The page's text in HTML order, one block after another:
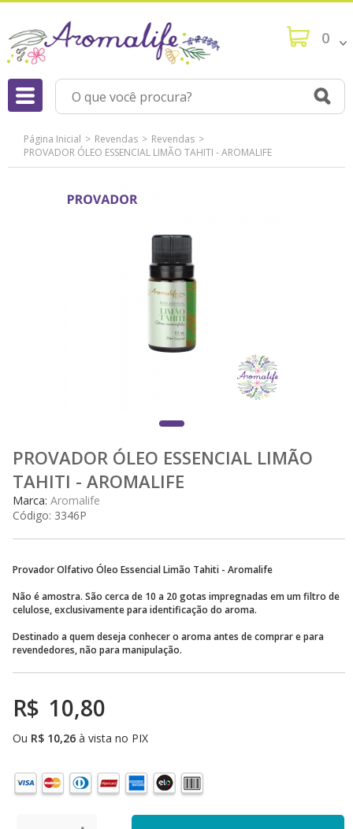
0
Página Inicial Revendas
Revendas
PROVADOR ÓLEO ESSENCIAL LIMÃO TAHITI - AROMALIFE
PROVADOR ÓLEO ESSENCIAL LIMÃO
TAHITI - AROMALIFE
Marca:Aromalife
Código: 3346P
Provador Olfativo Óleo Essencial Limão Tahiti - Aromalife
Não é amostra. São cerca de 10 a 20 gotas impregnadas em um filtro de
celulose, exclusivamente para identificação do aroma.
Destinado a quem deseja conhecer o aroma antes de comprar e para
revendedores, não para manipulação.
R$ 10,80
Ou R$ 10,26 à vista no PIX